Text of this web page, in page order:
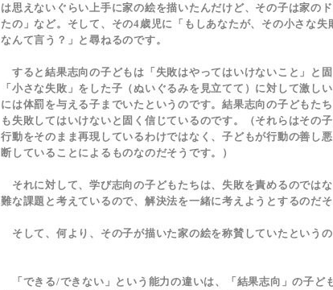
は思えないぐらい上手に家の絵を描いたんだけど、その子は家の
たの」など。そして、その4歳児に「もしあなたが、その小さな失
なんて言う？」と尋ねるのです。
すると結果志向の子どもは「失敗はやってはいけないこと」と
「小さな失敗」をした子（ぬいぐるみを見立てて）に対して激し
には体罰を与える子までいたというのです。結果志向の子どもた
も失敗してはいけないと固く信じているのです。（それらはその
行動をそのまま再現しているわけではなく、子どもが行動の善し
断していることによるものなのだそうです。）
それに対して、学び志向の子どもたちは、失敗を責めるのでは
難な課題と考えているので、解決法を一緒に考えようとするのだ
そして、何より、その子が描いた家の絵を称賛していたというの
「できる/できない」という能力の違いは、「結果志向」の子ど